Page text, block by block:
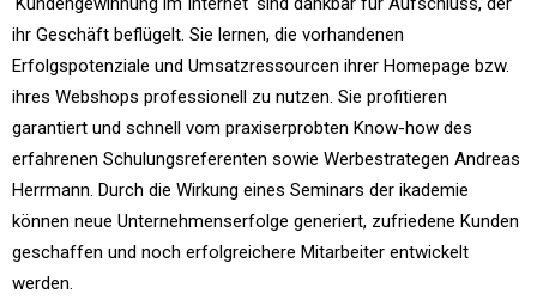
ihr Geschäft beflügelt. Sie lernen, die vorhandenen
Erfolgspotenziale und Umsatzressourcen ihrer Homepage bzw.
ihres Webshops professionell zu nutzen. Sie profitieren
garantiert und schnell vom praxiserprobten Know-how des
erfahrenen Schulungsreferenten sowie Werbestrategen Andreas
Herrmann. Durch die Wirkung eines Seminars der ikademie
können neue Unternehmenserfolge generiert, zufriedene Kunden
geschaffen und noch erfolgreichere Mitarbeiter entwickelt
werden.